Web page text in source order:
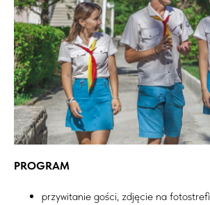
PROGRAM
przywitanie gości, zdjęcie na